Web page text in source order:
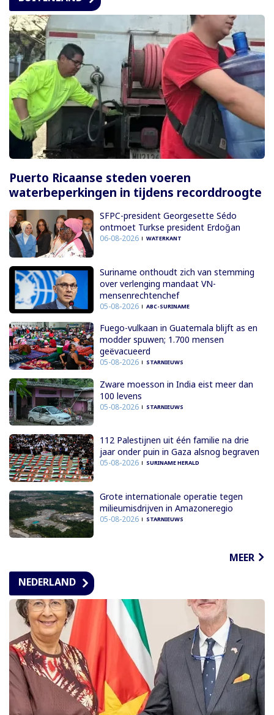
Puerto Ricaanse steden voeren
waterbeperkingen in tijdens recorddroogte
SFPC-president Georgesette Sédo
ontmoet Turkse president Erdoğan
06-08-2026 WATERKANT
Suriname onthoudt zich van stemming
over verlenging mandaat VN-
mensenrechtenchef
05-08-2026 ABC-SURINAME
Fuego-vulkaan in Guatemala blijft as en
modder spuwen; 1.700 mensen
geëvacueerd
05-08-2026 STARNIEUWS
Zware moesson in India eist meer dan
100 levens
05-08-2026 STARNIEUWS
112 Palestijnen uit één familie na drie
jaar onder puin in Gaza alsnog begraven
05-08-2026 SURINAME HERALD
Grote internationale operatie tegen
milieumisdrijven in Amazoneregio
05-08-2026 STARNIEUWS
MEER
NEDERLAND